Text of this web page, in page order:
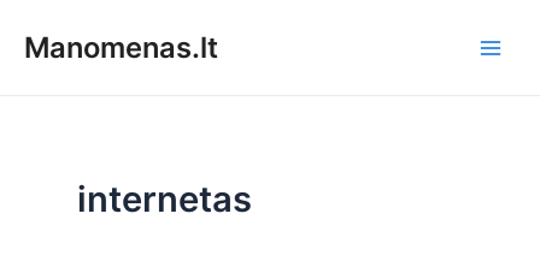
prieManomenas.lt
internetas